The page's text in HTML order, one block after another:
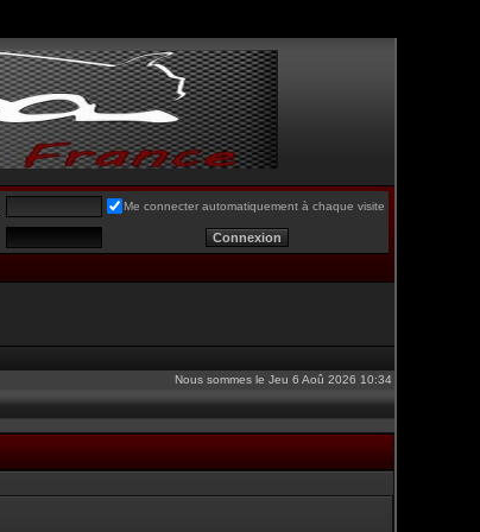
Me connecter automatiquement à chaque visite
Nous sommes le Jeu 6 Aoû 2026 10:34